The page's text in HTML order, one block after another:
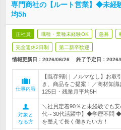
専門商社の【ルート営業】◆未
均5h
正社員 職種・業種未経験OK 急募
完全週休2日制 第二新卒歓迎
情報更新日：2026/06/26 終了予定日： 2026/
仕事内容
【既存9割｜ノルマなし】お
き、商品をご提案！／商材知
125日・残業月平均5H
対象と
なる方
＼社員定着90％と未経験でも
代～30代活躍中】◆学歴不問
を整えて長く働きたい方！